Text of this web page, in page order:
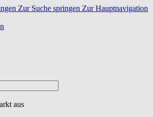
Zur Suche springen Zur Hauptnavigation
aus